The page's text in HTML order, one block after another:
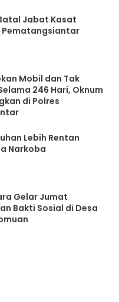
Jabat Kasat
Pematangsiantar
Mobil dan Tak
246 Hari, Oknum
di Polres
Lebih Rentan
Narkoba
Gelar Jumat
Bakti Sosial di Desa